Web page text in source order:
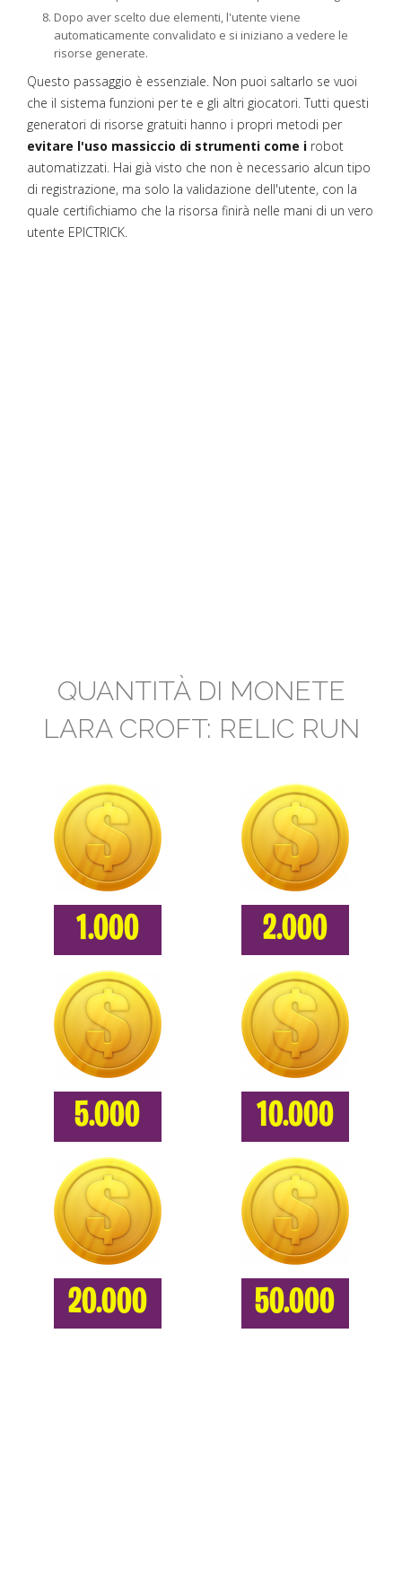
Dopo aver scelto due elementi, l'utente viene
automaticamente convalidato e si iniziano a vedere le
risorse generate.
Questo passaggio è essenziale. Non puoi saltarlo se vuoi
che il sistema funzioni per te e gli altri giocatori. Tutti questi
generatori di risorse gratuiti hanno i propri metodi per
evitare l'uso massiccio di strumenti come i robot
automatizzati. Hai già visto che non è necessario alcun tipo
di registrazione, ma solo la validazione dell'utente, con la
quale certifichiamo che la risorsa finirà nelle mani di un vero
utente EPICTRICK.
QUANTITÀ DI MONETE
LARA CROFT: RELIC RUN
1.000 2.000
5.000 10.000
20.000 50.000